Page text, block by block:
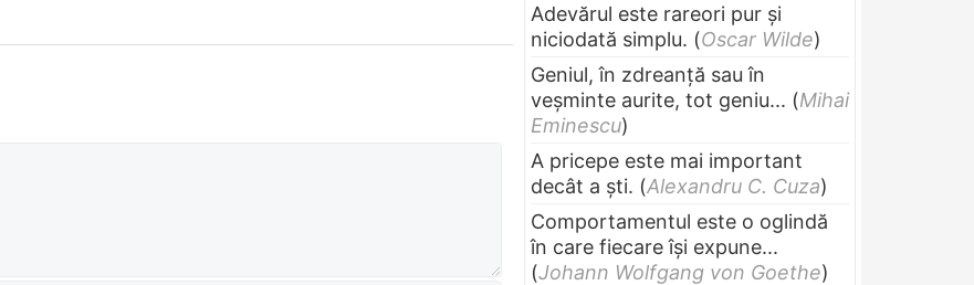
Adevărul este rareori pur și
niciodată simplu. (Oscar Wilde)
Geniul, în zdreanţă sau în
veşminte aurite, tot geniu... (Mihai
Eminescu)
A pricepe este mai important
decât a ști. (Alexandru C. Cuza)
Comportamentul este o oglindă
în care fiecare își expune...
(Johann Wolfgang von Goethe)